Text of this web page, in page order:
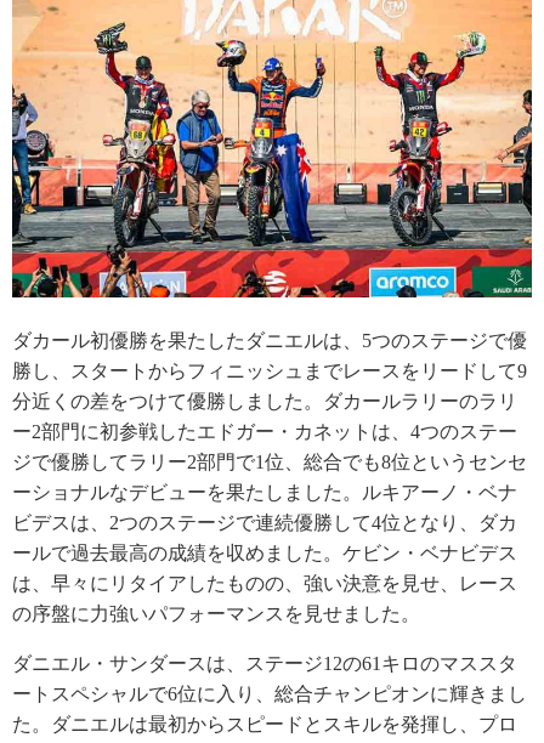
ダカール初優勝を果たしたダニエルは、5つのステージで優
勝し、スタートからフィニッシュまでレースをリードして9
分近くの差をつけて優勝しました。ダカールラリーのラリ
ー2部門に初参戦したエドガー・カネットは、4つのステー
ジで優勝してラリー2部門で1位、総合でも8位というセンセ
ーショナルなデビューを果たしました。ルキアーノ・ベナ
ビデスは、2つのステージで連続優勝して4位となり、ダカ
ールで過去最高の成績を収めました。ケビン・ベナビデス
は、早々にリタイアしたものの、強い決意を見せ、レース
の序盤に力強いパフォーマンスを見せました。
ダニエル・サンダースは、ステージ12の61キロのマススタ
ートスペシャルで6位に入り、総合チャンピオンに輝きまし
た。ダニエルは最初からスピードとスキルを発揮し、プロ